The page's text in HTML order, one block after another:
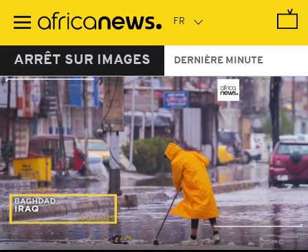
contenu
ARRÊT SUR IMAGES DERNIÈRE MINUTE